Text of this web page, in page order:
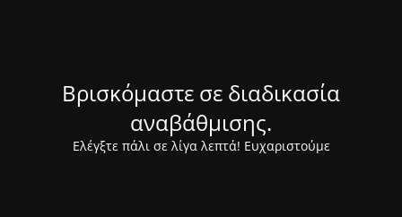
Βρισκόμαστε σε διαδικασία
αναβάθμισης.
Ελέγξτε πάλι σε λίγα λεπτά! Ευχαριστούμε